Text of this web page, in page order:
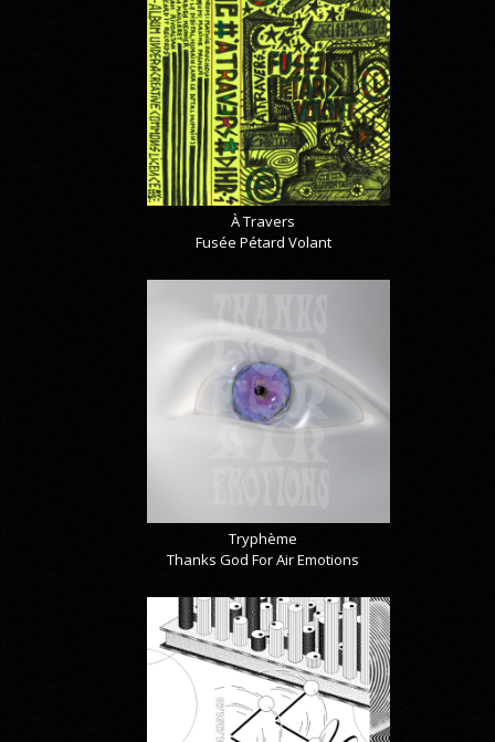
À Travers
Fusée Pétard Volant
Tryphème
Thanks God For Air Emotions